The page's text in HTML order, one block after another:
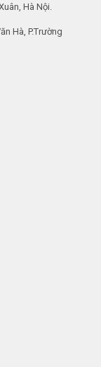
Hà Nội.
Hà, P.Trường